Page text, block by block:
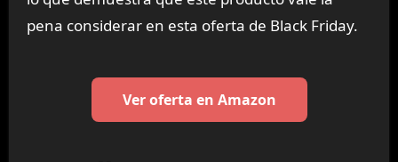
pena considerar en esta oferta de Black Friday.
Ver oferta en Amazon